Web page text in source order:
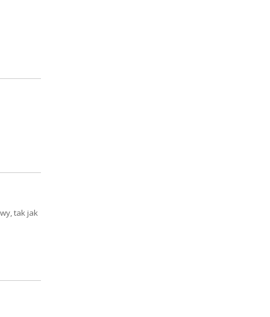
tak jak